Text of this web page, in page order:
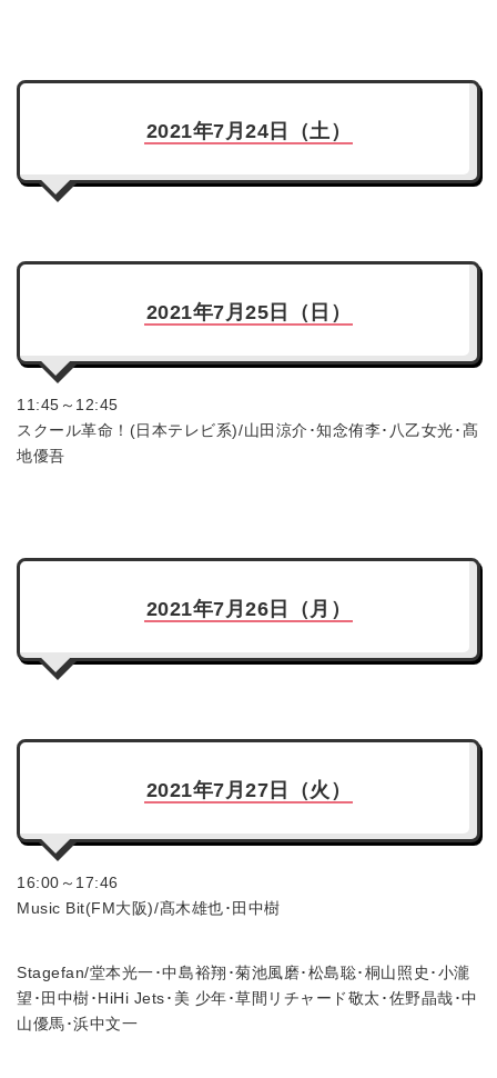
2021年7月24日（土）
2021年7月25日（日）
11:45～12:45
スクール革命！(日本テレビ系)/山田涼介･知念侑李･八乙女光･髙
地優吾
2021年7月26日（月）
2021年7月27日（火）
16:00～17:46
Music Bit(FM大阪)/髙木雄也･田中樹
Stagefan/堂本光一･中島裕翔･菊池風磨･松島聡･桐山照史･小瀧
望･田中樹･HiHi Jets･美 少年･草間リチャード敬太･佐野晶哉･中
山優馬･浜中文一